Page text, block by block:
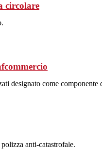
circolare
designato come
anti-catastrofale.